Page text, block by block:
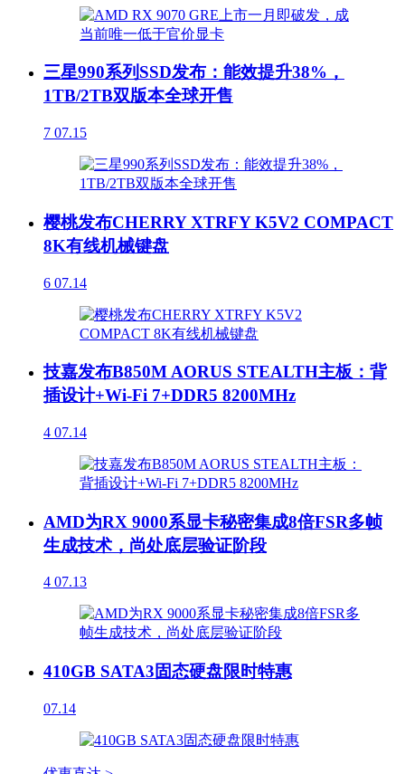
三星990系列SSD发布：能效提升38%，
1TB/2TB双版本全球开售
7 07.15
樱桃发布CHERRY XTRFY K5V2 COMPACT
8K有线机械键盘
6 07.14
技嘉发布B850M AORUS STEALTH主板：背
插设计+Wi-Fi 7+DDR5 8200MHz
4 07.14
AMD为RX 9000系显卡秘密集成8倍FSR多帧
生成技术，尚处底层验证阶段
4 07.13
410GB SATA3固态硬盘限时特惠
07.14